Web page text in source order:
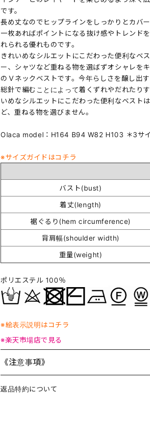
です。
長め丈なのでヒップラインをしっかりとカバー
一枚あればポイントになる抜け感やトレンド
れられる優れものです。
きれいめなシルエットにこだわった便利なベ
ー、シャツなど重ねる物を選ばずオシャレを
のＶネックベストです。今年らしさを醸し出
総針で編むことによって着くずれやだれたり
いめなシルエットにこだわった便利なベスト
ど、重ねる物を選びません。
Olaca model：H164 B94 W82 H103 ＊3サ
※サイズガイドはコチラ
バスト(bust)
着丈(length)
裾ぐるり(hem circumference)
背肩幅(shoulder width)
重量(weight)
ポリエステル 100％
※絵表示説明はコチラ
※楽天市場店で見る
《注意事項》
返品特約について